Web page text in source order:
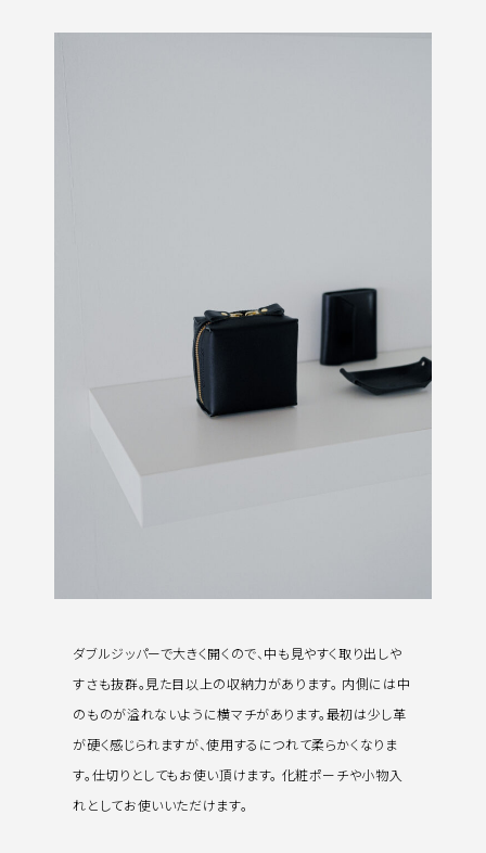
ダブルジッパーで大きく開くので、中も見やすく取り出しや
すさも抜群。見た目以上の収納力があります。 内側には中
のものが溢れないように横マチがあります。最初は少し革
が硬く感じられますが、使用するにつれて柔らかくなりま
す。仕切りとしてもお使い頂けます。 化粧ポーチや小物入
れとしてお使いいただけます。